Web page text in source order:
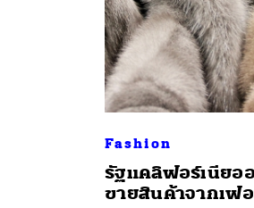
Fashion
รัฐแคลิฟอร์เนียอ
ขายสินค้าจากเฟอ